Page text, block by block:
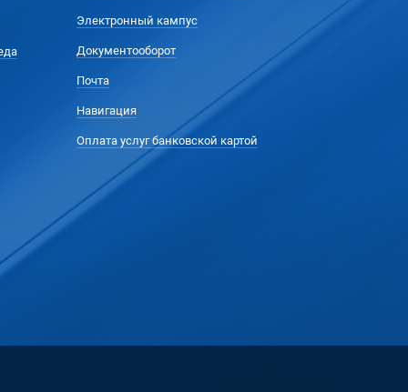
Электронный кампус
Документооборот
Почта
Навигация
Оплата услуг банковской картой